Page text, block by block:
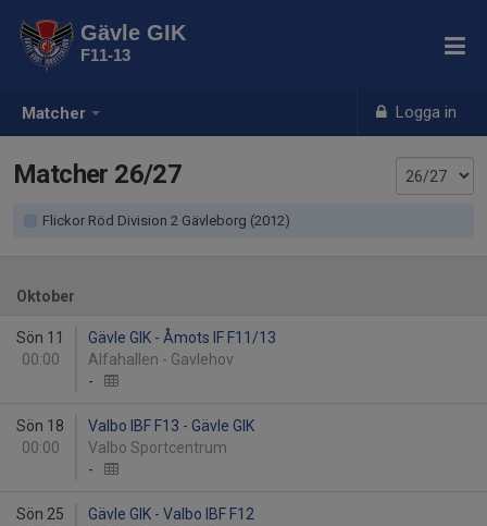
Matcher Logga in
Gävle GIK
F11-13
Matcher 26/27
Flickor Röd Division 2 Gävleborg (2012)
Oktober
Sön 11
00:00
Gävle GIK - Åmots IF F11/13
Alfahallen - Gavlehov
-
Sön 18
00:00
Valbo IBF F13 - Gävle GIK
Valbo Sportcentrum
-
Sön 25
Gävle GIK - Valbo IBF F12